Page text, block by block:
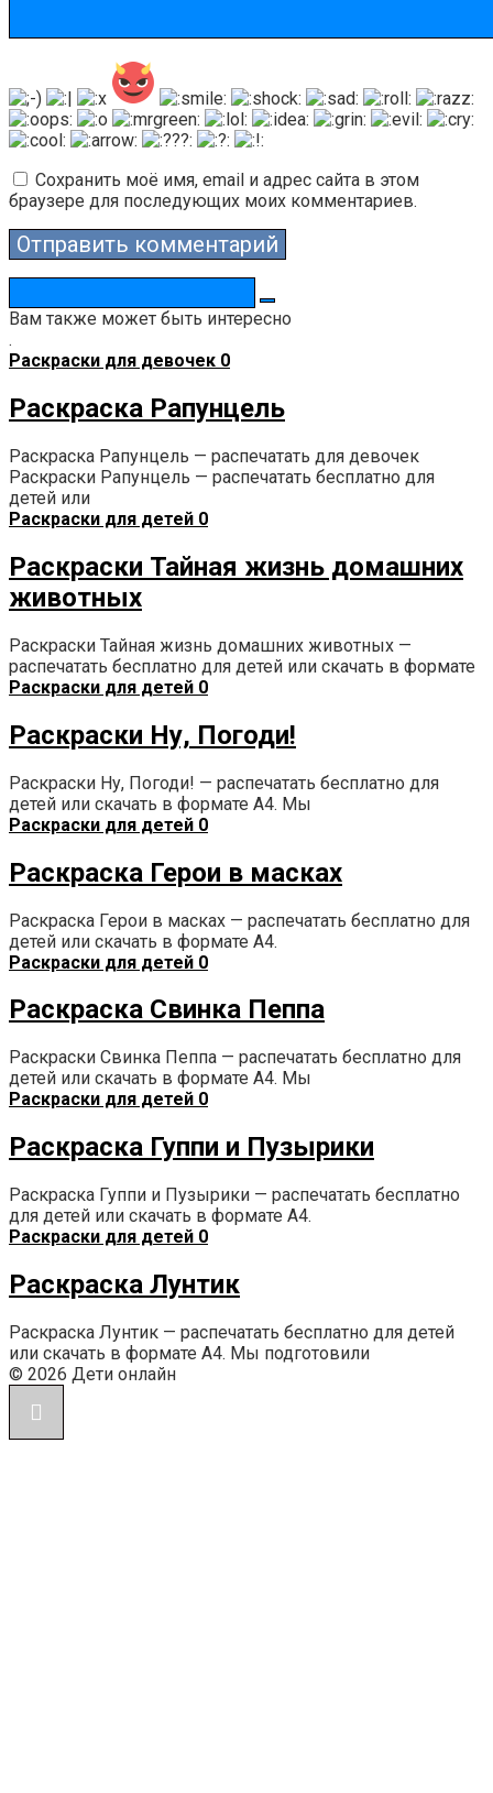
Сохранить моё имя, email и адрес сайта в этом
браузере для последующих моих комментариев.
Вам также может быть интересно
.
Раскраски для девочек 0
Раскраска Рапунцель
Раскраска Рапунцель — распечатать для девочек
Раскраски Рапунцель — распечатать бесплатно для
детей или
Раскраски для детей 0
Раскраски Тайная жизнь домашних
животных
Раскраски Тайная жизнь домашних животных —
распечатать бесплатно для детей или скачать в формате
Раскраски для детей 0
Раскраски Ну, Погоди!
Раскраски Ну, Погоди! — распечатать бесплатно для
детей или скачать в формате А4. Мы
Раскраски для детей 0
Раскраска Герои в масках
Раскраска Герои в масках — распечатать бесплатно для
детей или скачать в формате А4.
Раскраски для детей 0
Раскраска Свинка Пеппа
Раскраски Свинка Пеппа — распечатать бесплатно для
детей или скачать в формате А4. Мы
Раскраски для детей 0
Раскраска Гуппи и Пузырики
Раскраска Гуппи и Пузырики — распечатать бесплатно
для детей или скачать в формате А4.
Раскраски для детей 0
Раскраска Лунтик
Раскраска Лунтик — распечатать бесплатно для детей
или скачать в формате А4. Мы подготовили
© 2026 Дети онлайн